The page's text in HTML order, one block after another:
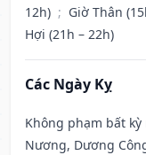
12h) ; Giờ Thân
Hợi (21h – 22h)
Các Ngày Kỵ
Không phạm bất kỳ
Nương, Dương